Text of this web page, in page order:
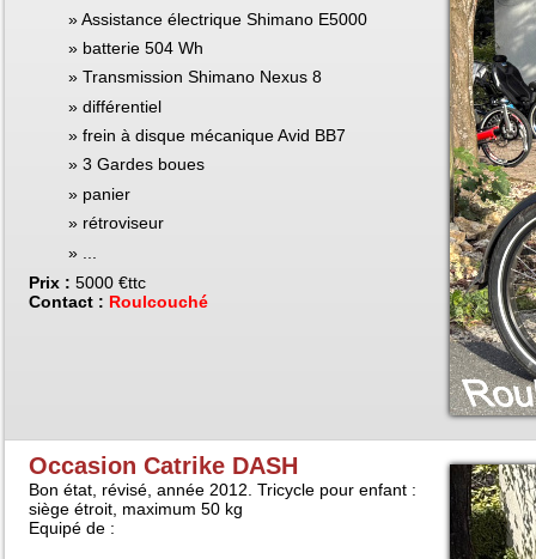
Assistance électrique Shimano E5000
batterie 504 Wh
Transmission Shimano Nexus 8
différentiel
frein à disque mécanique Avid BB7
3 Gardes boues
panier
rétroviseur
Prix : 5000 €ttc
Contact : Roulcouché
Occasion Catrike DASH
Bon état, révisé, année 2012. Tricycle pour enfant :
siège étroit, maximum 50 kg
Equipé de :